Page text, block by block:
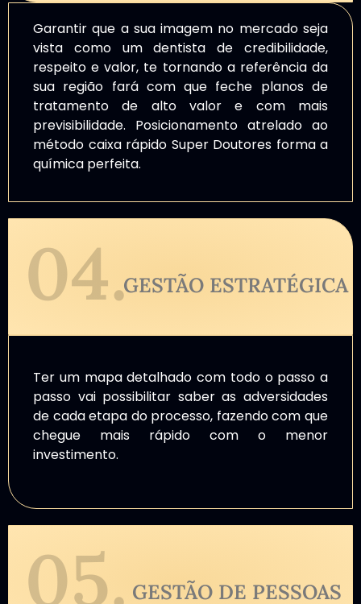
Garantir que a sua imagem no mercado seja
vista como um dentista de credibilidade,
respeito e valor, te tornando a referência da
sua região fará com que feche planos de
tratamento de alto valor e com mais
previsibilidade. Posicionamento atrelado ao
método caixa rápido Super Doutores forma a
química perfeita.
Ter um mapa detalhado com todo o passo a
passo vai possibilitar saber as adversidades
de cada etapa do processo, fazendo com que
chegue mais rápido com o menor
investimento.
04.GESTÃO ESTRATÉGICA
05. GESTÃO DE PESSOAS